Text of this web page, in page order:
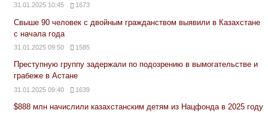
31.01.2025 10:45 1673
Свыше 90 человек с двойным гражданством выявили в Казахстане
с начала года
31.01.2025 09:50 1585
Преступную группу задержали по подозрению в вымогательстве и
грабеже в Астане
31.01.2025 09:40 1639
$888 млн начислили казахстанским детям из Нацфонда в 2025 году